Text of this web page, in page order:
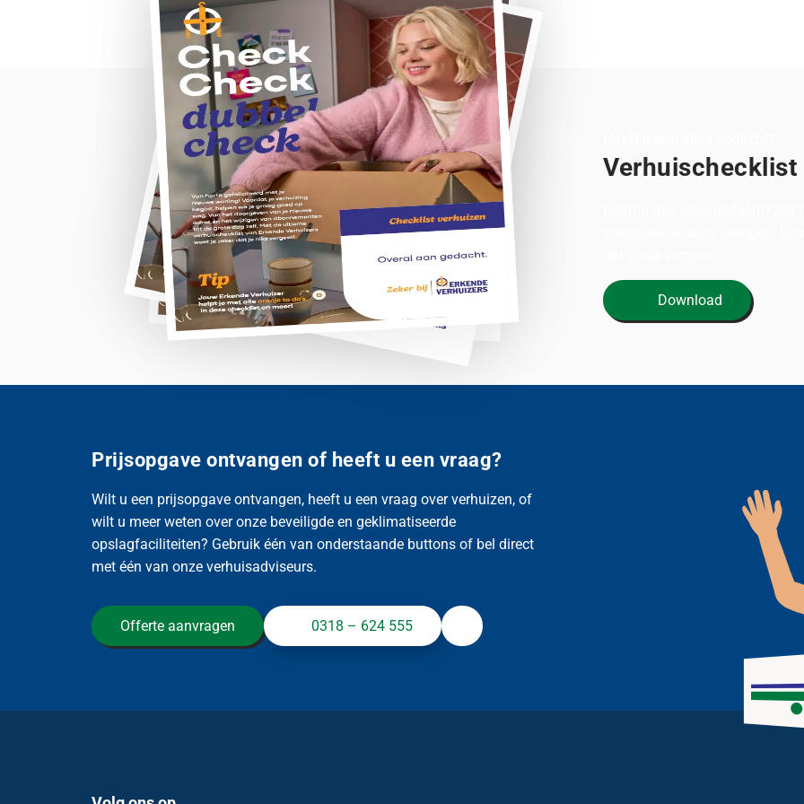
Verhuischecklist
Download
Prijsopgave ontvangen of heeft u een vraag?
Wilt u een prijsopgave ontvangen, heeft u een vraag over verhuizen, of
wilt u meer weten over onze beveiligde en geklimatiseerde
opslagfaciliteiten? Gebruik één van onderstaande buttons of bel direct
met één van onze verhuisadviseurs.
Offerte aanvragen 0318 – 624 555